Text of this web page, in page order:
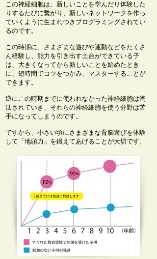
この神経細胞は、新しいことを学んだり体験した
りするたびに繋がり、新しいネットワークを作っ
ていくように生まれつきプログラミングされてい
るのです。
この時期に、さまざまな遊びや運動などをたくさ
ん経験し、能力を引き出す土台ができている子
は、大きくなってから新しいことを始めたとき
に、短時間でコツをつかみ、マスターすることが
できます。
逆にこの時期までに使われなかった神経細胞は淘
汰されていき、それらの神経細胞を使う分野は苦
手になってしまうのです。
ですから、小さい頃にさまざまな育脳遊びを体験
して「地頭力」を鍛えてあげることが大切です。